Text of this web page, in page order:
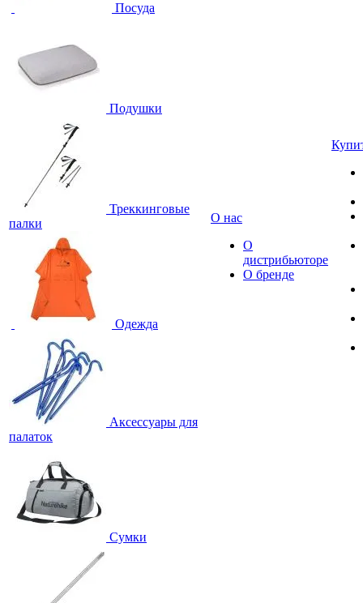
Посуда
Подушки
Треккинговые
палки
Одежда
Аксессуары для
палаток
Сумки
О нас
О
дистрибьюторе
О бренде